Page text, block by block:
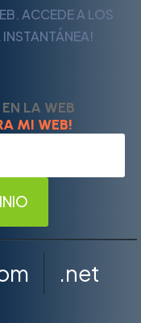
ACCEDE A LOS
LA WEB
MI WEB!
.net